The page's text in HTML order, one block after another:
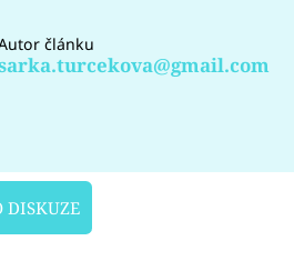
článku
DISKUZE